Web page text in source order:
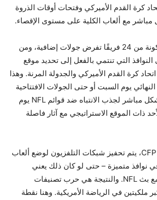
كرة القدم الأميركي وفتحات أوقات الذروة
مباشر مع ألعاب الكلية على مستوى الإقصاء.
لكن مباراة فاصلة مكونة من 24 فريقًا تفرض جولات إضافية، ومن
التي تنتمي بالفعل إلى تحديد موقع
كرة القدم الأميركي والجدولة المرنة. وهذا
يوم السبت أو حتى الجولات الافتتاحية
الموسعة ستتقاتل بشكل مباشر لجذب الانتباه ضد قوائم NFL يوم
ذات الموقع الاستراتيجي مع آثار فاصلة
بمجرد زيادة مخزون CFP، يتم تحفيز شبكات التلفزيون لوضع ألعاب
نوافذ متميزة – حتى لو كان ذلك يعني
التنافس وجهاً لوجه مع بث NFL. والنتيجة هي حرب تصنيفات
ملكيتين في الرياضة الأمريكية. وهنا نقطة